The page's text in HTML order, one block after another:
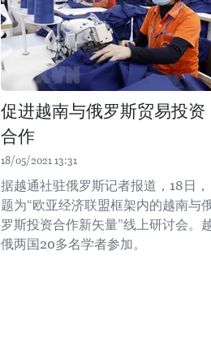
促进越南与俄罗斯贸易投资
合作
18/05/2021 13:31
据越通社驻俄罗斯记者报道，18日，
题为“欧亚经济联盟框架内的越南与
罗斯投资合作新矢量”线上研讨会。
俄两国20多名学者参加。